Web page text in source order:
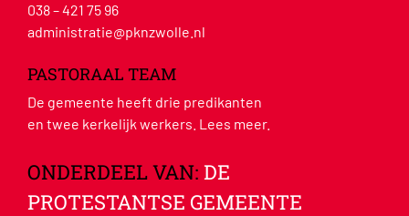
038 – 421 75 96
administratie@pknzwolle.nl
PASTORAAL TEAM
De gemeente heeft drie predikanten
en twee kerkelijk werkers. Lees meer.
ONDERDEEL VAN: DE
PROTESTANTSE GEMEENTE